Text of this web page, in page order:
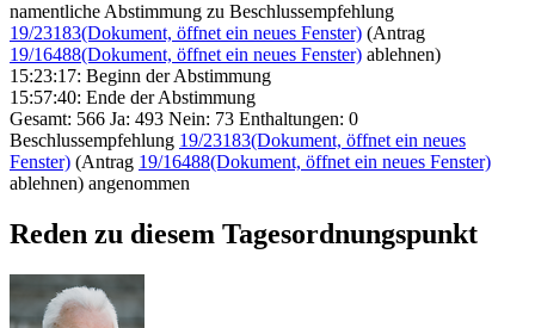
namentliche Abstimmung zu Beschlussempfehlung
19/23183(Dokument, öffnet ein neues Fenster) (Antrag
19/16488(Dokument, öffnet ein neues Fenster) ablehnen)
15:23:17: Beginn der Abstimmung
15:57:40: Ende der Abstimmung
Gesamt: 566 Ja: 493 Nein: 73 Enthaltungen: 0
Beschlussempfehlung 19/23183(Dokument, öffnet ein neues
Fenster) (Antrag 19/16488(Dokument, öffnet ein neues Fenster)
ablehnen) angenommen
Reden zu diesem Tagesordnungspunkt